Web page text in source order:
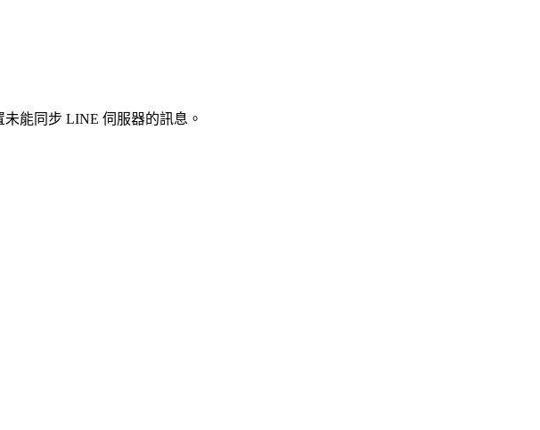
能同步 LINE 伺服器的訊息。